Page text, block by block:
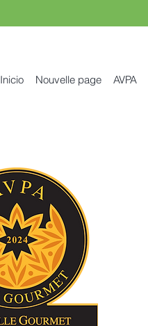
Inicio Nouvelle page AVPA